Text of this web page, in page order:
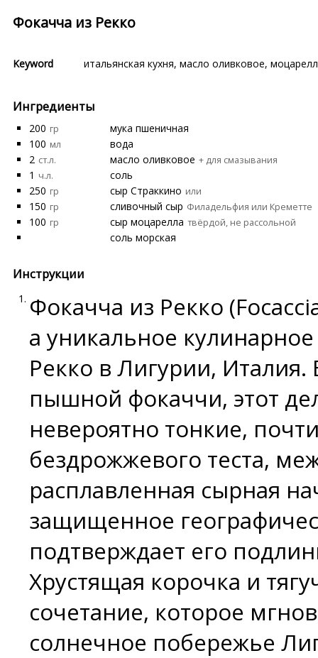
Фокачча из Рекко
Keyword итальянская кухня, масло оливковое,
Ингредиенты
200 гр
мука пшеничная
100 мл
вода
2 ст.л. масло оливковое + для смазывания
1 ч.л.
соль
250 гр сыр Страккино или
150 гр сливочный сыр Филадельфия или Креметте
100 гр сыр моцарелла твёрдой, не рассольной
соль морская
Инструкции
Фокачча из Рекко
а уникальное
Рекко в Лигурии,
пышной фокаччи, этот
невероятно тонкие,
бездрожжевого теста,
расплавленная сырная
защищенное
подтверждает его
Хрустящая корочка и
сочетание, которое
солнечное побережье